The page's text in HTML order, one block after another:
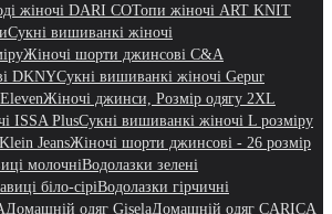
жіночі DARI COТопи жіночі ART KNIT
Сукні вишиванкі жіночі
Жіночі шорти джинсові C&A
DKNYСукні вишиванкі жіночі Gepur
Жіночі джинси, Розмір одягу 2XL
ISSA PlusСукні вишиванкі жіночі L розміру
JeansЖіночі шорти джинсові - 26 розмір
молочніВодолазки зелені
біло-сіріВодолазки гірчичні
Домашній одяг GiselaДомашній одяг CARICA